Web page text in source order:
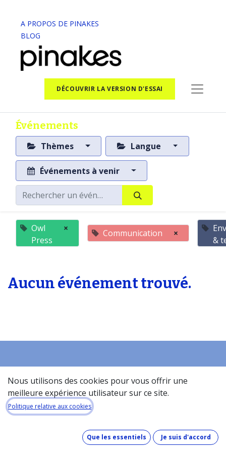
A PROPOS DE PINAKES
BLOG
DÉCOUVRIR LA VERSION D'ESSAI
Événements
Thèmes Langue
Événements à venir
Owl
Press
× Communication ×
&
Aucun événement trouvé.
À propos de la base de donneés​
Quel est le coût de la base de données ?
Comment fonctionne la base de données ?
Que contient la base de données ?
Comment maintenons-nous nos données à jour ?
Nous utilisons des cookies pour vous offrir une
meilleure expérience utilisateur sur ce site.
Politique relative aux cookies
Que les essentiels Je suis d'accord